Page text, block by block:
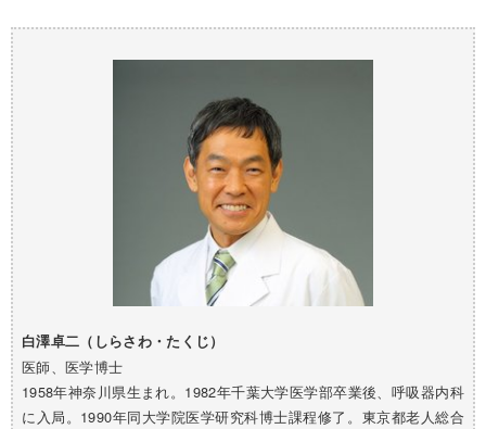
白澤卓二（しらさわ・たくじ）
医師、医学博士
1958年神奈川県生まれ。1982年千葉大学医学部卒業後、呼吸器内科
に入局。1990年同大学院医学研究科博士課程修了。東京都老人総合